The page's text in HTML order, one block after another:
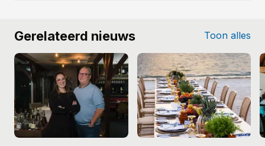
Gerelateerd nieuws Toon alles